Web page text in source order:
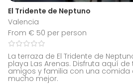
El Tridente de Neptuno
Valencia
From € 50 per person
La terraza de El Tridente de
playa Las Arenas. Disfruta aquí
amigos y familia con una comida
mucho mejor.